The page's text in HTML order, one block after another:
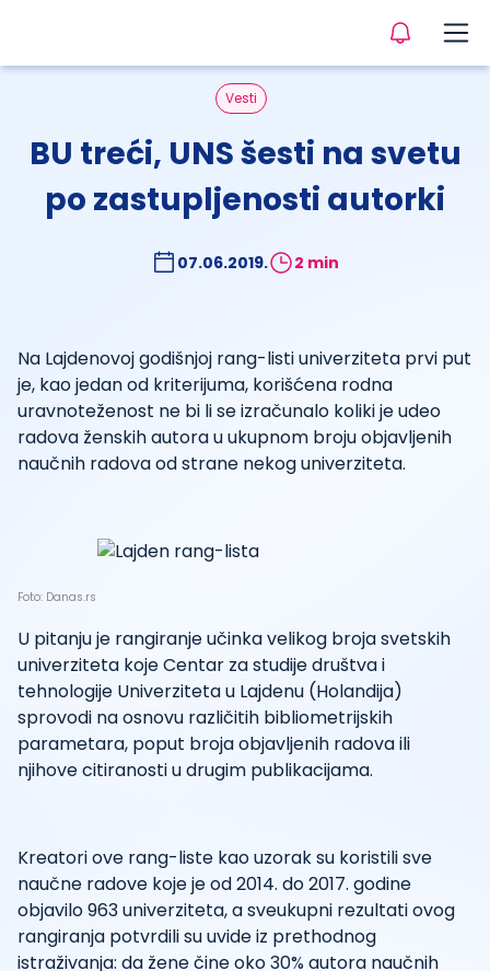
Vesti
BU treći, UNS šesti na svetu
po zastupljenosti autorki
07.06.2019. 2 min
Na Lajdenovoj godišnjoj rang-listi univerziteta prvi put
je, kao jedan od kriterijuma, korišćena rodna
uravnoteženost ne bi li se izračunalo koliki je udeo
radova ženskih autora u ukupnom broju objavljenih
naučnih radova od strane nekog univerziteta.
Foto: Danas.rs
U pitanju je rangiranje učinka velikog broja svetskih
univerziteta koje Centar za studije društva i
tehnologije Univerziteta u Lajdenu (Holandija)
sprovodi na osnovu različitih bibliometrijskih
parametara, poput broja objavljenih radova ili
njihove citiranosti u drugim publikacijama.
Kreatori ove rang-liste kao uzorak su koristili sve
naučne radove koje je od 2014. do 2017. godine
objavilo 963 univerziteta, a sveukupni rezultati ovog
rangiranja potvrdili su uvide iz prethodnog
istraživanja: da žene čine oko 30% autora naučnih